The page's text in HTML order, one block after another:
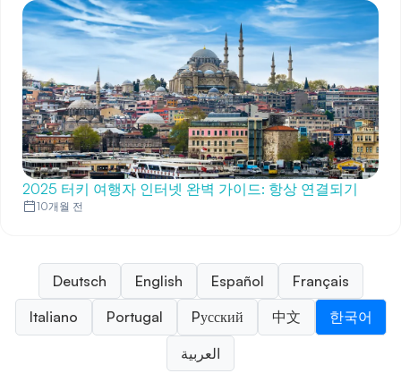
2025 터키 여행자 인터넷 완벽 가이드: 항상 연결되기
10개월 전
Deutsch English Español
Français
Italiano
Portugal Pусский 中文 한국어
العربية